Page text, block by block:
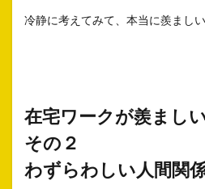
冷静に考えてみて、本当に羨まし
在宅ワークが羨まし
その２
わずらわしい人間関